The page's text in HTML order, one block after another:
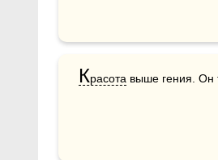
Красота выше гения. Он